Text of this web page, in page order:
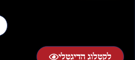
02-58-58-58-1 שלוחה 2
לקטלוג הדיגטלי